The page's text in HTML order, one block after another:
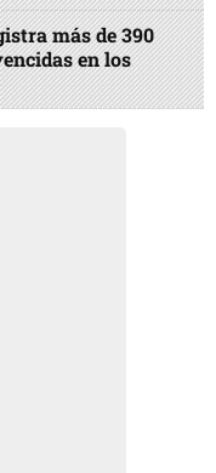
más de 390
en los